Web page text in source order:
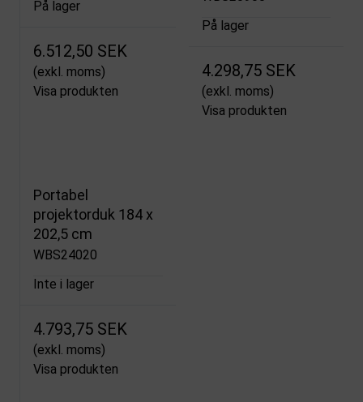
På lager
6.512,50 SEK
(exkl. moms)
Visa produkten
På lager
4.298,75 SEK
(exkl. moms)
Visa produkten
Portabel
projektorduk 184 x
202,5 cm
WBS24020
Inte i lager
4.793,75 SEK
(exkl. moms)
Visa produkten